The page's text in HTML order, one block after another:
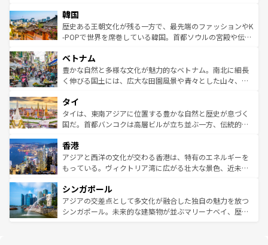
ワイを、存分に味わってほしい。 なお、新着のハワイ情報
はコンテンツ一覧を参照してほしい。
いる。アクティビティも充実しており、サーフィンやダイ
ビング、ハイキングなど、アウトドア好きにはたまらな
い。オーストラリアの多彩な魅力を存分に味わいつくそ
参照してほしい。
ン）、静ひつな山岳地帯である台湾東部など、都市の喧騒
と山間の静けさが共存しており、訪れる人に新しい発見と
驚きをもたらしてくれる。また、奥深い台湾の食文化も魅
容にもいいと評判のスイーツなど、バラエティ豊かな料理
が味わえる。 なお、新着の台湾情報は コンテンツ一覧を参
照してほしい。
韓国
歴史ある王朝文化が残る一方で、最先端のファッションやK
-POPで世界を席巻している韓国。首都ソウルの宮殿や伝統
き、地方に足を延ばせば四季折々の自然美を楽しむことが
できる。そして、キムチや焼肉、絶品のストリートフード
まで、さまざまな韓国料理が待っている。夜には、韓国な
リティに包まれながら、韓国の多彩な魅力を心ゆくまで味
わってみてほしい。 なお、新着の韓国情報はコンテンツ一
覧を参照してほしい。
ベトナム
豊かな自然と多様な文化が魅力的なベトナム。南北に細長
く伸びる国土には、広大な田園風景や青々とした山々、世
急速な発展と共に伝統が息づく。ハノイの古い町並みやホ
ーチミン市のフランス統治時代の建物も、独特の雰囲気を
醸し出している。また、バラエティの豊かさとおいしさで
とつ。フォーやバインミー、ベトナムコーヒーなどは、ぜ
ひ現地で味わいたい。どの地域を訪れてもあたたかい人々
が旅行者を迎えてくれるので、きっと忘れられない旅にな
参照してほしい。
タイ
タイは、東南アジアに位置する豊かな自然と歴史が息づく
国だ。首都バンコクは高層ビルが立ち並ぶ一方、伝統的な
の活気が交差している。北部ではチェンマイなどの山岳地
帯で自然と触れ合い、南部ではプーケットやクラビの美し
いビーチでリゾート気分を楽しむことができる。タイ料理
激する。気候は一年中温暖で、どの季節にも異なる楽しみ
が待っている。親しみやすいタイの人々、仏教を中心とし
た文化、そして多様な観光資源が、訪れる旅人を魅了し続
香港
アジアと西洋の文化が交わる香港は、特有のエネルギーを
もっている。ヴィクトリア湾に広がる壮大な景色、近未来
み、どこを訪れても感動するはず。観光スポットが密集し
ており、効率よく見どころを回れるのも魅力。息をのむよ
うな絶景から文化的な体験まで、香港を存分に楽しみ尽く
シンガポール
アジアの交差点として多文化が融合した独自の魅力を放つ
シンガポール。未来的な建築物が並ぶマリーナベイ、歴史